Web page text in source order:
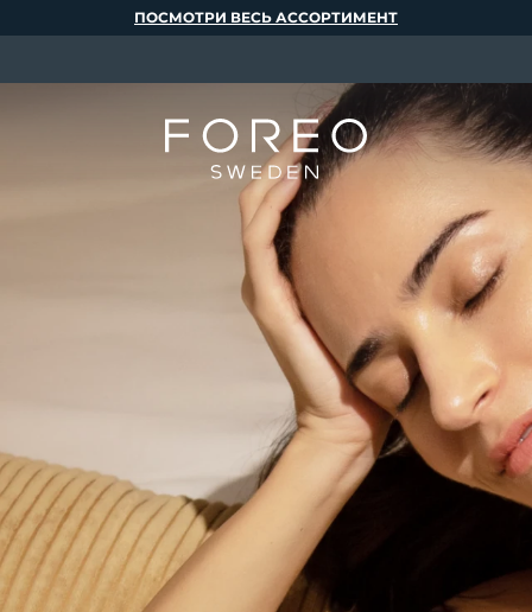
ПОСМОТРИ ВЕСЬ АССОРТИМЕНТ